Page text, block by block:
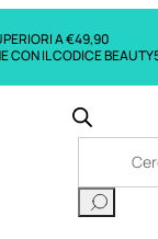
A €49,90
CON IL CODICE